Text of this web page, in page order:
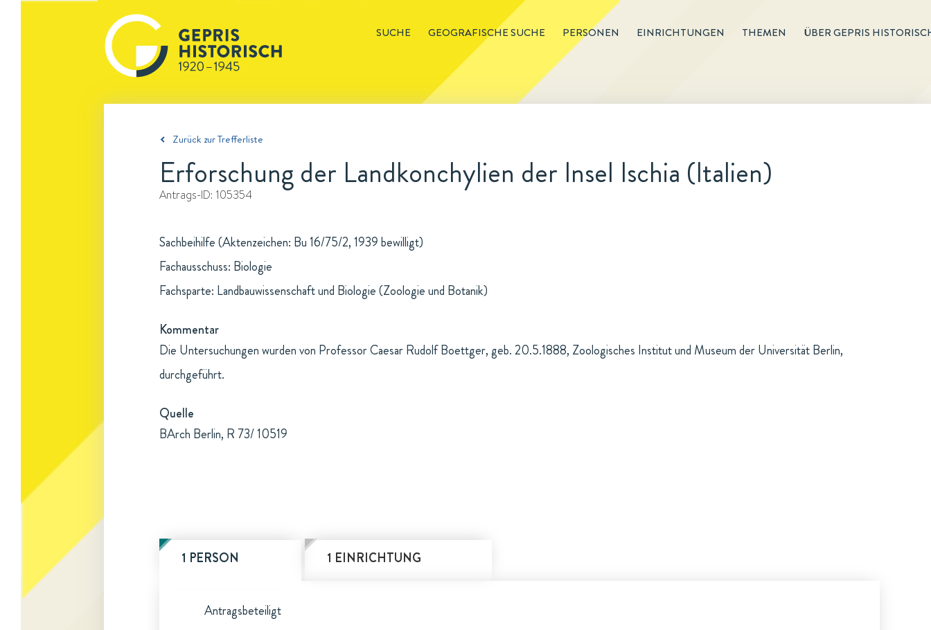
SUCHE GEOGRAFISCHE SUCHE PERSONEN EINRICHTUNGEN THEMEN ÜBER GEPRIS
Zurück zur Trefferliste
Erforschung der Landkonchylien der Insel Ischia (Italien)
Antrags-ID: 105354
Sachbeihilfe (Aktenzeichen: Bu 16/75/2, 1939 bewilligt)
Fachausschuss: Biologie
Fachsparte: Landbauwissenschaft und Biologie (Zoologie und Botanik)
Kommentar
Die Untersuchungen wurden von Professor Caesar Rudolf Boettger, geb. 20.5.1888, Zoologisches Institut und Museum der Universität Berlin,
durchgeführt.
Quelle
BArch Berlin, R 73/ 10519
1 PERSON 1 EINRICHTUNG
Antragsbeteiligt